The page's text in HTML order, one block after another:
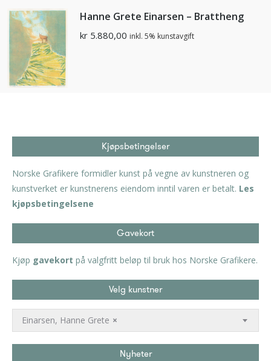
Hanne Grete Einarsen – Brattheng
kr 5.880,00 inkl. 5% kunstavgift
Kjøpsbetingelser
Norske Grafikere formidler kunst på vegne av kunstneren og
kunstverket er kunstnerens eiendom inntil varen er betalt. Les
kjøpsbetingelsene
Gavekort
Kjøp gavekort på valgfritt beløp til bruk hos Norske Grafikere.
Velg kunstner
×
Einarsen, Hanne Grete
Nyheter